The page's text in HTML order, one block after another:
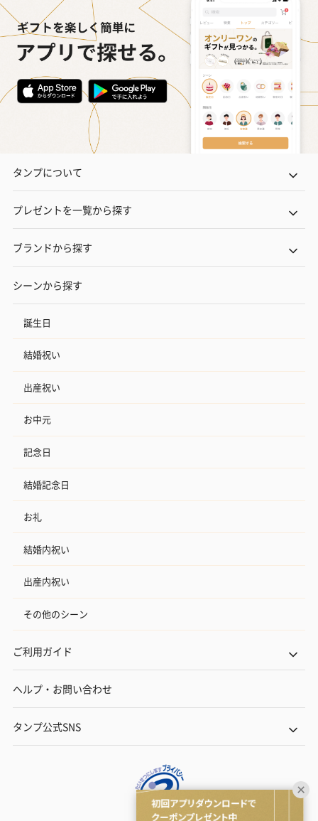
タンプについて
プレゼントを一覧から探す
ブランドから探す
シーンから探す
誕生日
結婚祝い
出産祝い
お中元
記念日
結婚記念日
お礼
結婚内祝い
出産内祝い
その他のシーン
ご利用ガイド
ヘルプ・お問い合わせ
タンプ公式SNS